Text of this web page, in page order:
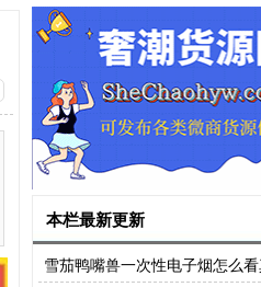
本栏最新更新
雪茄鸭嘴兽一次性电子烟怎么看